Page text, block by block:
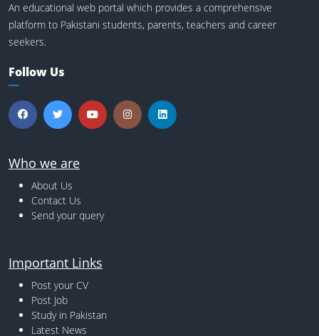
An educational web portal which provides a comprehensive
platform to Pakistani students, parents, teachers and career
seekers.
Follow Us
Who we are
About Us
Contact Us
Send your query
Important Links
Post your CV
Post Job
Study in Pakistan
Latest News